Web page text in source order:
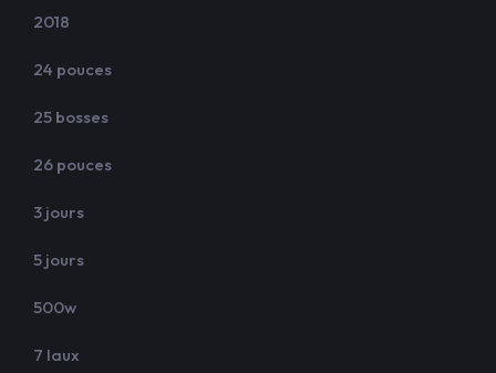
2018
24 pouces
25 bosses
26 pouces
3 jours
5 jours
500w
7 laux